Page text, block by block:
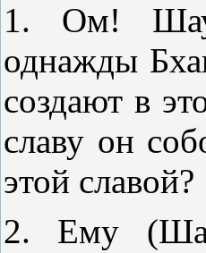
1. Ом!
однажды
создают в
славу он
этой славой?
2. Ему